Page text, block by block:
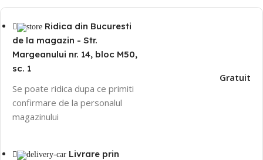
Ridica din Bucuresti
de la magazin - Str.
Margeanului nr. 14, bloc M50,
sc. 1
Se poate ridica dupa ce primiti
confirmare de la personalul
magazinului
Gratuit
Livrare prin